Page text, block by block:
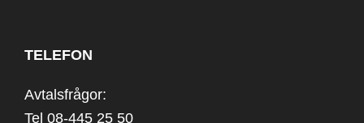
TELEFON
Avtalsfrågor:
Tel 08-445 25 50